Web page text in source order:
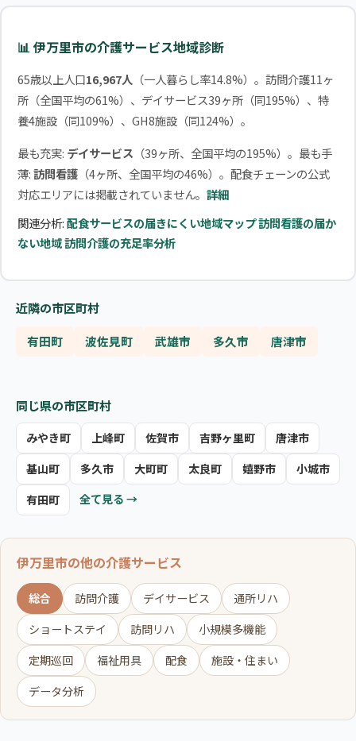
📊 伊万里市の介護サービス地域診断
65歳以上人口16,967人（一人暮らし率14.8%）。訪問介護11ヶ
所（全国平均の61%）、デイサービス39ヶ所（同195%）、特
養4施設（同109%）、GH8施設（同124%）。
最も充実: デイサービス （39ヶ所、全国平均の195%）。最も手
薄:訪問看護（4ヶ所、全国平均の46%）。配食チェーンの公式
対応エリアには掲載されていません。 詳細
関連分析:配食サービスの届きにくい地域マップ訪問看護の届か
ない地域訪問介護の充足率分析
近隣の市区町村
有田町 波佐見町 武雄市 多久市 唐津市
同じ県の市区町村
みやき町 上峰町 佐賀市 吉野ヶ里町
唐津市
基山町
多久市 大町町 太良町 嬉野市
小城市
有田町
全て見る →
伊万里市の他の介護サービス
総合 訪問介護 デイサービス
通所リハ
ショートステイ
訪問リハ
小規模多機能
定期巡回
福祉用具 配食
施設・住まい
データ分析